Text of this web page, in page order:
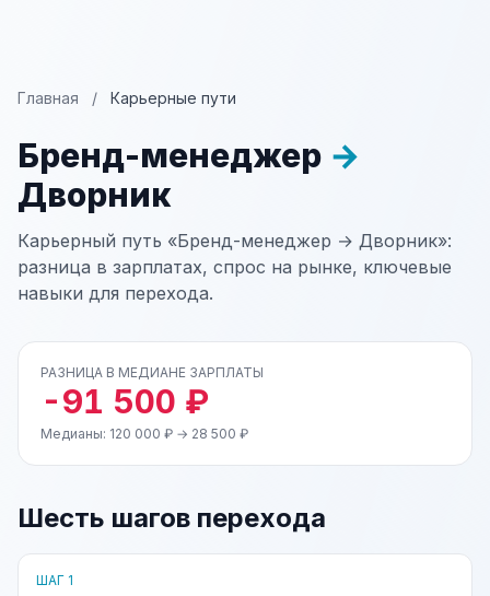
Главная / Карьерные пути
Бренд-менеджер →
Дворник
Карьерный путь «Бренд-менеджер → Дворник»:
разница в зарплатах, спрос на рынке, ключевые
навыки для перехода.
РАЗНИЦА В МЕДИАНЕ ЗАРПЛАТЫ
-91 500 ₽
Медианы: 120 000 ₽ → 28 500 ₽
Шесть шагов перехода
ШАГ 1